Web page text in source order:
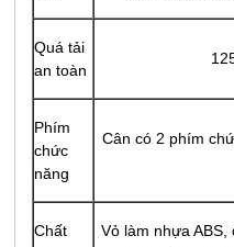
Quá tải
an toàn
Phím
chức
năng
Cân có 2 phím
Chất
Vỏ làm nhựa